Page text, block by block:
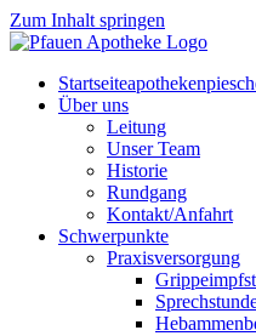
Zum Inhalt springen
Start­sei­te
Über uns
Lei­tung
Unser Team
His­to­rie
Rund­gang
Kontakt/Anfahrt
Schwer­punk­te
Pra­xis­ver­sor­gung